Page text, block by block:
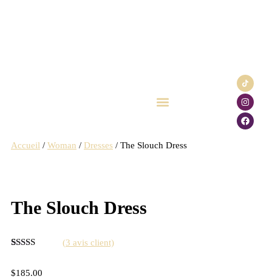
Accueil / Woman / Dresses / The Slouch Dress
The Slouch Dress
sur
(3 avis client)
$185.00